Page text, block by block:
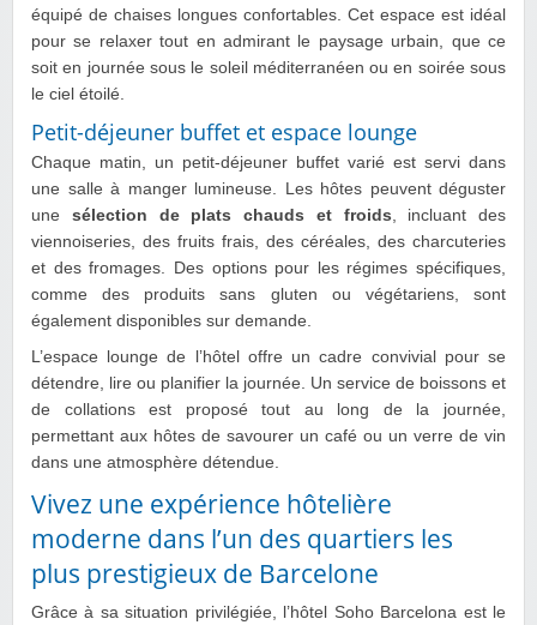
équipé de chaises longues confortables. Cet espace est idéal
pour se relaxer tout en admirant le paysage urbain, que ce
soit en journée sous le soleil méditerranéen ou en soirée sous
le ciel étoilé.
Petit-déjeuner buffet et espace lounge
Chaque matin, un petit-déjeuner buffet varié est servi dans
une salle à manger lumineuse. Les hôtes peuvent déguster
une sélection de plats chauds et froids, incluant des
viennoiseries, des fruits frais, des céréales, des charcuteries
et des fromages. Des options pour les régimes spécifiques,
comme des produits sans gluten ou végétariens, sont
également disponibles sur demande.
L’espace lounge de l’hôtel offre un cadre convivial pour se
détendre, lire ou planifier la journée. Un service de boissons et
de collations est proposé tout au long de la journée,
permettant aux hôtes de savourer un café ou un verre de vin
dans une atmosphère détendue.
Vivez une expérience hôtelière
moderne dans l’un des quartiers les
plus prestigieux de Barcelone
Grâce à sa situation privilégiée, l’hôtel Soho Barcelona est le